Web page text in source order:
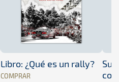
Libro: ¿Qué es un rally?
COMPRAR